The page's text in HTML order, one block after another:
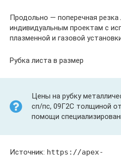
Продольно — поперечная резка
индивидуальным проектам с
плазменной и газовой
Рубка листа в размер
Цены на рубку
сп/пс, 09Г2С толщиной
помощи
Источник: https://apex-